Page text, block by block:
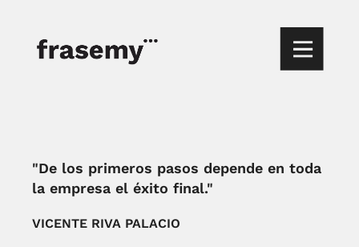
"De los primeros pasos depende en toda
la empresa el éxito final."
VICENTE RIVA PALACIO